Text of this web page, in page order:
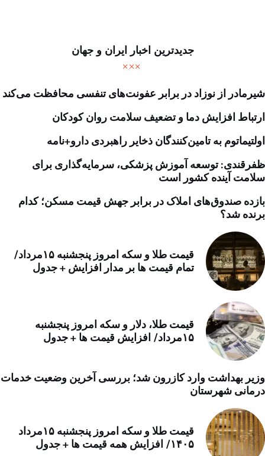
جدیدترین اخبار ایران و جهان
شیرمادر از نوزاد در برابر عفونت‌های تنفسی محافظت می‌کند
ارتباط افزایش دما و تضعیف سلامت روان کودکان
اولتیماتوم به تامین‌کنندگان ذخایر راهبردی دارو+نامه
ظفرقندی: توسعه آموزش پزشکی، سرمایه‌گذاری برای
سلامت آینده کشور است
بازده صندوق‌های املاک در برابر جهش قیمت مسکن؛ کدام
برنده شد؟
قیمت طلا و سکه امروز پنجشنبه ۱۵مرداد/
تمام قیمت ها بر مدار افزایش + جدول
قیمت طلا، دلار و سکه امروز پنجشنبه
۱۵مرداد/ افزایش قیمت ها + جدول
وزیر بهداشت وارد کازرون شد؛ بررسی آخرین وضعیت خدمات
درمانی شهرستان
قیمت طلا و سکه امروز پنجشنبه ۱۵مرداد
۱۴۰۵/ افزایش همه قیمت ها + جدول